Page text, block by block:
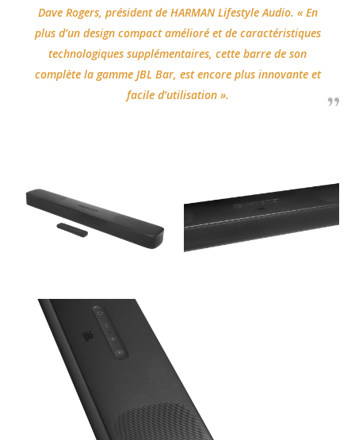
Dave Rogers, président de HARMAN Lifestyle Audio. « En
plus d’un design compact amélioré et de caractéristiques
technologiques supplémentaires, cette barre de son
complète la gamme JBL Bar, est encore plus innovante et
facile d’utilisation ».